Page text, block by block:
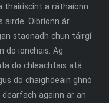
thairiscint a ráthaíonn
airde. Oibríonn ár
staonadh chun táirgí
do ionchais. Ag
do chleachtais atá
do chaighdeáin ghnó
againn ar an